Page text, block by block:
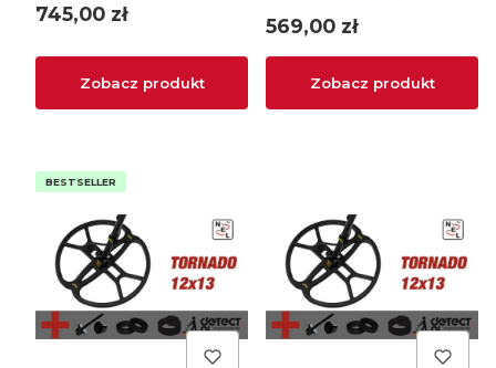
Cena
745,00 zł
Zobacz produkt
Cena
569,00 zł
Zobacz produkt
BESTSELLER